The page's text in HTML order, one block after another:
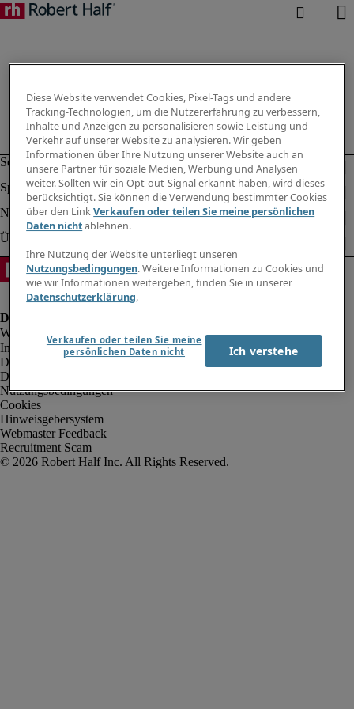
Impressum
Datenschutz
Datenschutz Arbeitnehmer/Zeitarbeitskräfte
Nutzungsbedingungen
Cookies
Hinweisgebersystem
Webmaster Feedback
Recruitment Scam
Diese Website verwendet Cookies, Pixel-Tags und andere
Tracking-Technologien, um die Nutzererfahrung zu verbessern,
Inhalte und Anzeigen zu personalisieren sowie Leistung und
Verkehr auf unserer Website zu analysieren. Wir geben
Informationen über Ihre Nutzung unserer Website auch an
unsere Partner für soziale Medien, Werbung und Analysen
weiter. Sollten wir ein Opt-out-Signal erkannt haben, wird dieses
berücksichtigt. Sie können die Verwendung bestimmter Cookies
über den LinkVerkaufen oder teilen Sie meine persönlichen
Daten nichtablehnen.
Ihre Nutzung der Website unterliegt unseren
Nutzungsbedingungen. Weitere Informationen zu Cookies und
wie wir Informationen weitergeben, finden Sie in unserer
Datenschutzerklärung.
Verkaufen oder teilen Sie meine
persönlichen Daten nicht
Ich verstehe